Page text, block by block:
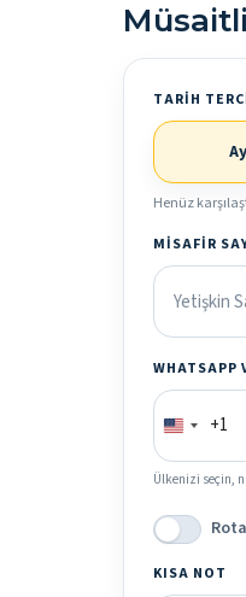
TARIH
Henüz
MISAFIR
WHATSAPP
+1
Ülkenizi seçin,
KISA NOT